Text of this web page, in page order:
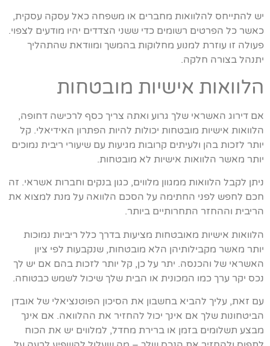
יש להתייחס להלוואות מחברים או משפחה כאל עסקה עסקית,
כאשר כל הפרטים רשומים כדי ששני הצדדים יהיו מודעים לצפוי.
פעולה זו עוזרת למנוע מחלוקות בהמשך ומוודאת שהתהליך
יתנהל בצורה חלקה.
הלוואות אישיות מובטחות
אם דירוג האשראי שלך גרוע ואתה צריך כסף לרכישה דחופה,
הלוואות אישיות מובטחות יכולות להיות הפתרון האידיאלי. קל
יותר לזכות בהן ולעיתים קרובות מגיעות עם שיעורי ריבית נמוכים
יותר מאשר הלוואות אישיות לא מובטחות.
ניתן לקבל הלוואות ממגוון מלווים, כגון בנקים וחברות אשראי. זה
חכם לחפש לפני החתימה על הסכם הלוואה על מנת למצוא את
הריבית וההחזר התחרותיים ביותר.
הלוואות אישיות מאובטחות מציעות בדרך כלל ריביות נמוכות
יותר מאשר מקבילותיהן הלא מובטחות, שנקבעות לפי ציון
האשראי של והכנסה. יתר על כן, קל יותר לזכות בהם אם יש לך
נכס יקר ערך כמו המכונית או הבית שלך שיכול לשמש כבטוחה.
עם זאת, עליך להביא בחשבון את הסיכון הפוטנציאלי של אובדן
הביטחונות שלך אם אינך יכול להחזיר את ההלוואה. אם אינך
מבצע תשלומים בזמן או ברירת מחדל, למלווים יש את הכוח